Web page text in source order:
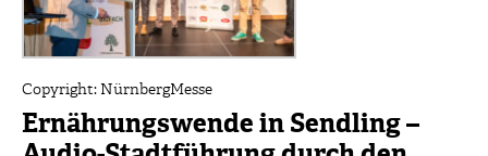
Copyright: NürnbergMesse
Ernährungswende in Sendling –